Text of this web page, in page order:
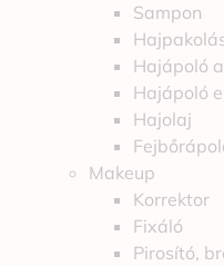
Sampon
Hajápoló
Hajápoló
Hajolaj
Makeup
Korrektor
Fixáló
Pirosító,